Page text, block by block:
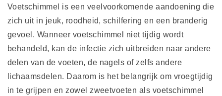
Voetschimmel is een veelvoorkomende aandoening die
zich uit in jeuk, roodheid, schilfering en een branderig
gevoel. Wanneer voetschimmel niet tijdig wordt
behandeld, kan de infectie zich uitbreiden naar andere
delen van de voeten, de nagels of zelfs andere
lichaamsdelen. Daarom is het belangrijk om vroegtijdig
in te grijpen en zowel zweetvoeten als voetschimmel